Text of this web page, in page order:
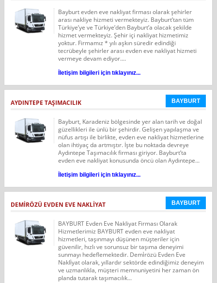
Bayburt evden eve nakliyat firması olarak şehirler
arası nakliye hizmeti vermekteyiz. Bayburt’tan tüm
Türkiye’ye ve Türkiye’den Bayburt’a olacak şekilde
hizmet vermekteyiz. Şehir içi nakliyat hizmetimiz
yoktur. Firmamız * yılı aşkın süredir edindiği
tecrübeyle şehirler arası evden eve nakliyat hizmeti
vermeye devam ediyor....
İletişim bilgileri için tıklayınız...
AYDINTEPE TAŞIMACILIK BAYBURT
Bayburt, Karadeniz bölgesinde yer alan tarih ve doğal
güzellikleri ile ünlü bir şehirdir. Gelişen yapılaşma ve
nüfus artışı ile birlikte, evden eve nakliyat hizmetlerine
olan ihtiyaç da artmıştır. İşte bu noktada devreye
Aydıntepe Taşımacılık firması giriyor. Bayburt’ta
evden eve nakliyat konusunda öncü olan Aydıntepe...
İletişim bilgileri için tıklayınız...
DEMİRÖZÜ EVDEN EVE NAKLİYAT BAYBURT
BAYBURT Evden Eve Nakliyat Firması Olarak
Hizmetlerimiz BAYBURT evden eve nakliyat
hizmetleri, taşınmayı düşünen müşteriler için
güvenilir, hızlı ve sorunsuz bir taşıma deneyimi
sunmayı hedeflemektedir. Demi̇rözü Evden Eve
Nakli̇yat olarak, yıllardır sektörde edindiğimiz deneyim
ve uzmanlıkla, müşteri memnuniyetini her zaman ön
planda tutarak taşımacılık...